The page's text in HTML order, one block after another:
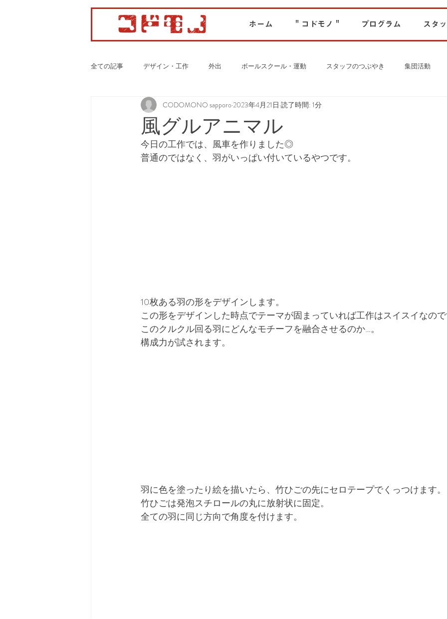
ホーム " コドモノ " プログラム スタ
全ての記事 デザイン・工作 外出 ボールスクール・運動 スタッフのつぶやき 集団活動
カーディオ・ボクササイズ
風グルアニマル
CODOMONO sapporo 2023年4月21日 読了時間: 1分
今日の工作では、風車を作りました◎
普通のではなく、羽がいっぱい付いているやつです。
10枚ある羽の形をデザインします。
この形をデザインした時点でテーマが固まっていれば工作はスイスイなの
このクルクル回る羽にどんなモチーフを融合させるのか…。
構成力が試されます。
羽に色を塗ったり絵を描いたら、竹ひごの先にセロテープでくっつけます。
竹ひごは発泡スチロールの丸に放射状に固定。
全ての羽に同じ方向で角度を付けます。